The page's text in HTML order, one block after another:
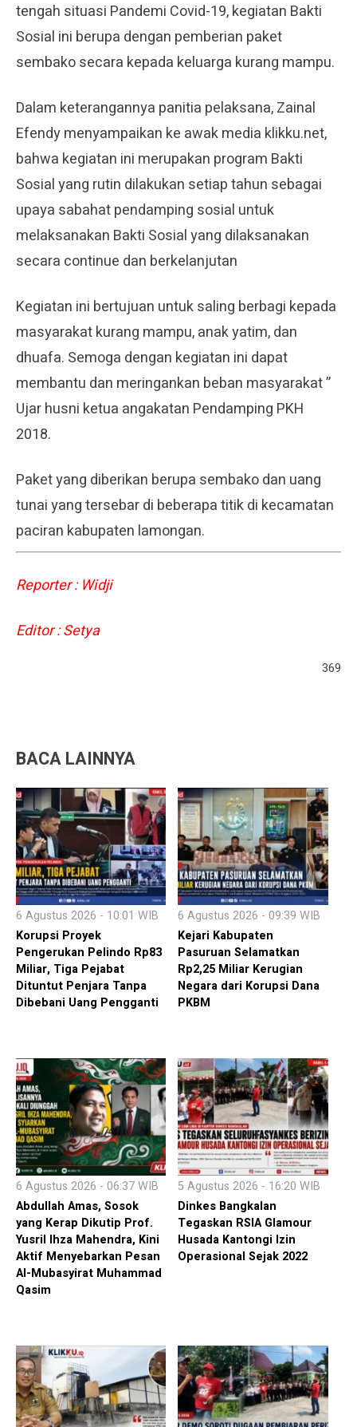
tengah situasi Pandemi Covid-19, kegiatan Bakti
Sosial ini berupa dengan pemberian paket
sembako secara kepada keluarga kurang mampu.
Dalam keterangannya panitia pelaksana, Zainal
Efendy menyampaikan ke awak media klikku.net,
bahwa kegiatan ini merupakan program Bakti
Sosial yang rutin dilakukan setiap tahun sebagai
upaya sabahat pendamping sosial untuk
melaksanakan Bakti Sosial yang dilaksanakan
secara continue dan berkelanjutan
Kegiatan ini bertujuan untuk saling berbagi kepada
masyarakat kurang mampu, anak yatim, dan
dhuafa. Semoga dengan kegiatan ini dapat
membantu dan meringankan beban masyarakat ”
Ujar husni ketua angakatan Pendamping PKH
2018.
Paket yang diberikan berupa sembako dan uang
tunai yang tersebar di beberapa titik di kecamatan
paciran kabupaten lamongan.
Reporter : Widji
Editor : Setya
369
BACA LAINNYA
6 Agustus 2026 - 10:01 WIB
Korupsi Proyek
Pengerukan Pelindo Rp83
Miliar, Tiga Pejabat
Dituntut Penjara Tanpa
Dibebani Uang Pengganti
6 Agustus 2026 - 09:39 WIB
Kejari Kabupaten
Pasuruan Selamatkan
Rp2,25 Miliar Kerugian
Negara dari Korupsi Dana
PKBM
6 Agustus 2026 - 06:37 WIB
Abdullah Amas, Sosok
yang Kerap Dikutip Prof.
Yusril Ihza Mahendra, Kini
Aktif Menyebarkan Pesan
Al-Mubasyirat Muhammad
Qasim
5 Agustus 2026 - 16:20 WIB
Dinkes Bangkalan
Tegaskan RSIA Glamour
Husada Kantongi Izin
Operasional Sejak 2022